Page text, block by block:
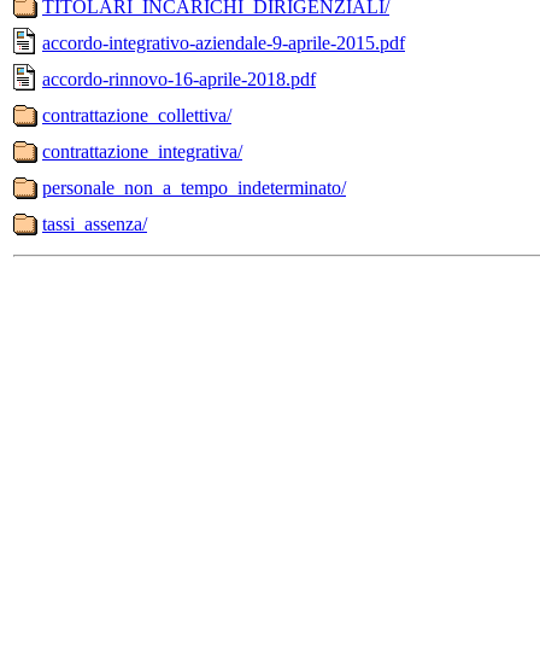
TITOLARI_INCARICHI_DIRIGENZIALI/
accordo-integrativo-aziendale-9-aprile-2015.pdf
accordo-rinnovo-16-aprile-2018.pdf
contrattazione_collettiva/
contrattazione_integrativa/
personale_non_a_tempo_indeterminato/
tassi_assenza/